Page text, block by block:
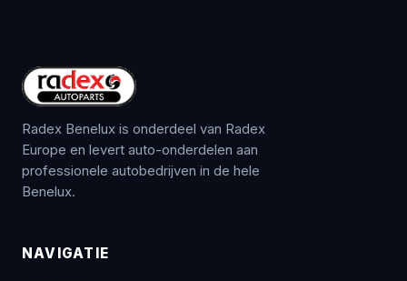
Radex Benelux is onderdeel van Radex
Europe en levert auto-onderdelen aan
professionele autobedrijven in de hele
Benelux.
NAVIGATIE